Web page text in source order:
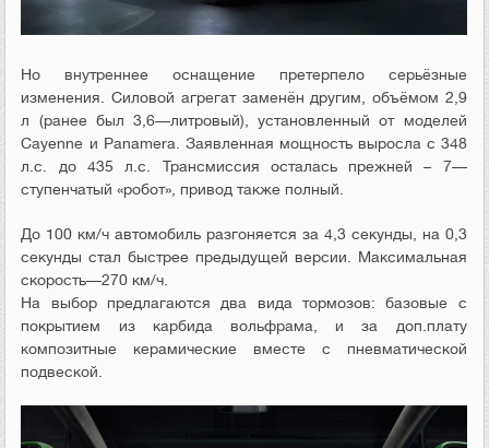
Но внутреннее оснащение претерпело
серьёзные
изменения .Силовой агрегат заменён другим объёмом 2 9
л (ранее был 3 6—литровый),установленный от моделей
Cayenne и Panamera Заявленная мощность выросла с 348
л .с до 435 л .с Трансмиссия осталась прежней – 7—
ступенчатый «робот», привод также полный
До 100 км/ч автомобиль разгоняется за 4, 3 секунды на 0, 3
секунды стал быстрее предыдущей версии
Максимальная
скорость—270 км/ч
На
выбор предлагаются два вида тормозов:базовые
с
покрытием
из карбида вольфрама и за доп плату
композитные
керамические вместе с
пневматической
подвеской